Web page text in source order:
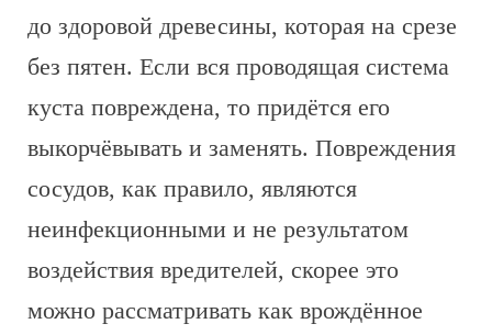
до здоровой древесины, которая на срезе
без пятен. Если вся проводящая система
куста повреждена, то придётся его
выкорчёвывать и заменять. Повреждения
сосудов, как правило, являются
неинфекционными и не результатом
воздействия вредителей, скорее это
можно рассматривать как врождённое